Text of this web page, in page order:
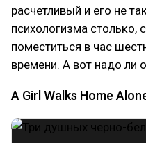
расчетливый и его не
психологизма
поместиться в час
времени. А вот надо ли
A Girl Walks Home